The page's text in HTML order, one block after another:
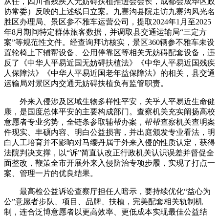
协常委）反映的上述线日立案。九寨沟县院走访九寨沟风光名
胜区办理局、景区参不雅车运营公司，提取2024年1月至2025
年8月期间特定群体旅客数据，并调取县交通运输局“三定方
案”等规范性文件。经查询拜访核实，景区360辆参不雅车未设
置轮椅上下辅帮设备、公用停靠区等相关无妨碍配套设备，违
反了《中华人平易近国无妨碍扶植法》《中华人平易近国残疾
人保障法》《中华人平易近国老年益保障法》的相关，县交通
运输局对景区内交通无妨碍扶植负有监管职责。
外来入侵涉及区域生物多样性平安，关乎人平易近生命健
康，是国度总体平安的主要构成部门。查察机关充实阐扬高校
意愿者专业劣势，全链条参取辅帮办案，帮帮查察机关查明案
件现实、丰硕内容、明白公益损害，并出庭颁发专业看法，明
白人工培育并不影响对马缨丹属于外来入侵的性质认定，获得
法院判决支撑，以“诉”简直认改正行政机关认识误差并督促全
面整改，鞭策全市开展外来入侵防治专项步履，实现了打点一
案、管理一片的优良结果。
最高检公益诉讼查察厅担任人暗示，要持续优化“益心为
公”意愿者步队、项目、品牌、扶植，完美配套相关轨制机
制，连合泛博意愿者以更高效率、更低成本实现最佳公益结